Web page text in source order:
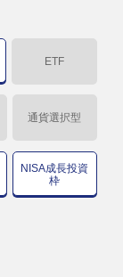
ETF
通貨選択型
NISA成長投資
枠